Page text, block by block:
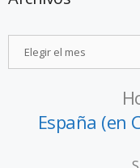
España (en